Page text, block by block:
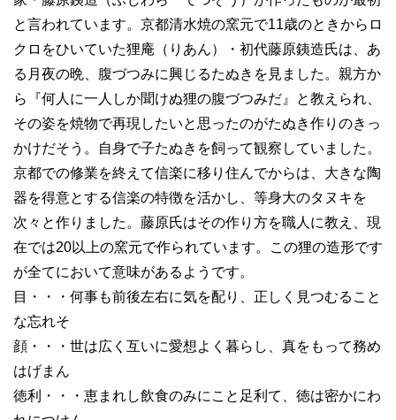
と言われています。京都清水焼の窯元で11歳のときからロ
クロをひいていた狸庵（りあん）・初代藤原銕造氏は、あ
る月夜の晩、腹づつみに興じるたぬきを見ました。親方か
ら『何人に一人しか聞けぬ狸の腹づつみだ』と教えられ、
その姿を焼物で再現したいと思ったのがたぬき作りのきっ
かけだそう。自身で子たぬきを飼って観察していました。
京都での修業を終えて信楽に移り住んでからは、大きな陶
器を得意とする信楽の特徴を活かし、等身大のタヌキを
次々と作りました。藤原氏はその作り方を職人に教え、現
在では20以上の窯元で作られています。この狸の造形です
が全てにおいて意味があるようです。
目・・・何事も前後左右に気を配り、正しく見つむること
な忘れそ
顔・・・世は広く互いに愛想よく暮らし、真をもって務め
はげまん
徳利・・・恵まれし飲食のみにこと足利て、徳は密かにわ